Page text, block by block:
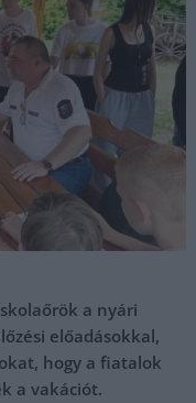
a nyári
előadásokkal,
hogy a fiatalok
a vakációt.